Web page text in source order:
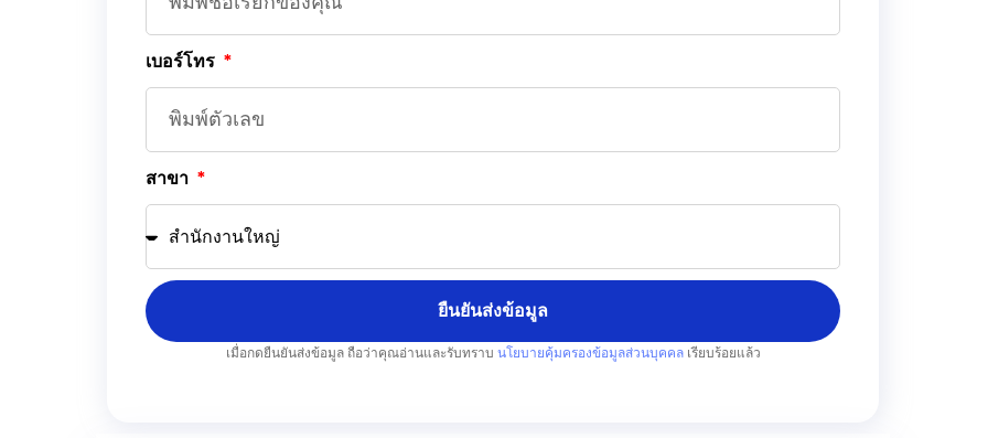
เบอร์โทร
สาขา
ยืนยันส่งข้อมูล
เมื่อกดยืนยันส่งข้อมูล ถือว่าคุณอ่านและรับทราบ นโยบายคุ้มครองข้อมูลส่วนบุคคล เรียบร้อยแล้ว